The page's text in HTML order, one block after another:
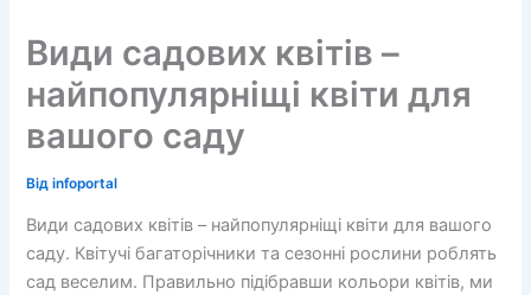
Види садових квітів –
найпопулярніщі квіти для
вашого саду
Відinfoportal
Види садових квітів – найпопулярніщі квіти для вашого
саду. Квітучі багаторічники та сезонні рослини роблять
сад веселим. Правильно підібравши кольори квітів, ми